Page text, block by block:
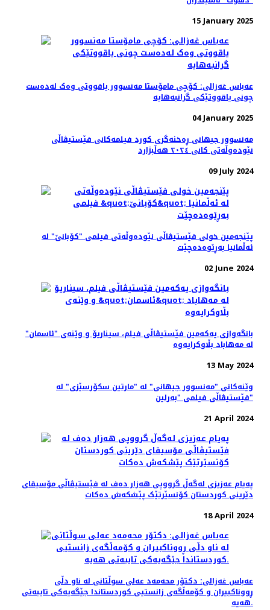
15 January 2025
عەباس غەزالی: کۆچی مامۆستا مه‌نسوور یاقووتی وه‌ک له‌ده‌ست
چونی یاقووتێکی گرانبه‌هایه
04 January 2025
مەنسوور جیهانی ڕه‌خنه‌گری کورد فیلمه‌کانی فێستیڤاڵی
نێوده‌وڵه‌تی کانی ٢٠٢٤ هه‌ڵبژارد
09 July 2024
پێنجەمین خولی فێستیڤاڵی نێودەوڵەتی فیلمی "کۆبانێ" لە
ئەڵمانیا بەڕێوەده‌چێت
02 June 2024
بانگەوازی یەکەمین فێستیڤاڵی فیلم، سیناریۆ و وێنه‌ی "ئاسمان"
لە مەهاباد بڵاوکرایەوە
13 May 2024
وێنەکانی "مەنسوور جیهانی" له‌ "مارتین سکۆرسێزی" لە
فێستیڤاڵی فیلمی "بەرلین"
21 April 2024
پەیام عەزیزی لەگەڵ گرووپی هەزار دەف لە فێستیڤاڵی مۆسیقای
دێرینی کوردستان کۆنسێرتێک پێشکەش دەکات
18 April 2024
عه‌باس غه‌زالی: دکتۆر محەمەد عەلی سوڵتانی لە ناو دڵی
ڕووناکبیران و کۆمەڵگەی زانستیی کوردستاندا جێگەیەکی تایبەتی
هەیە.